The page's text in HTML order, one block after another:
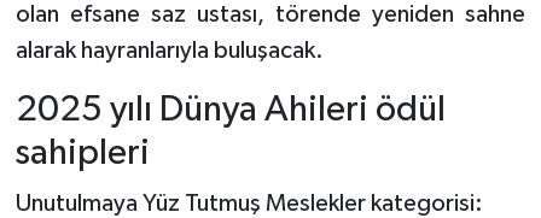
olan efsane saz ustası, törende yeniden sahne
alarak hayranlarıyla buluşacak.
2025 yılı Dünya Ahileri ödül
sahipleri
Unutulmaya Yüz Tutmuş Meslekler kategorisi: